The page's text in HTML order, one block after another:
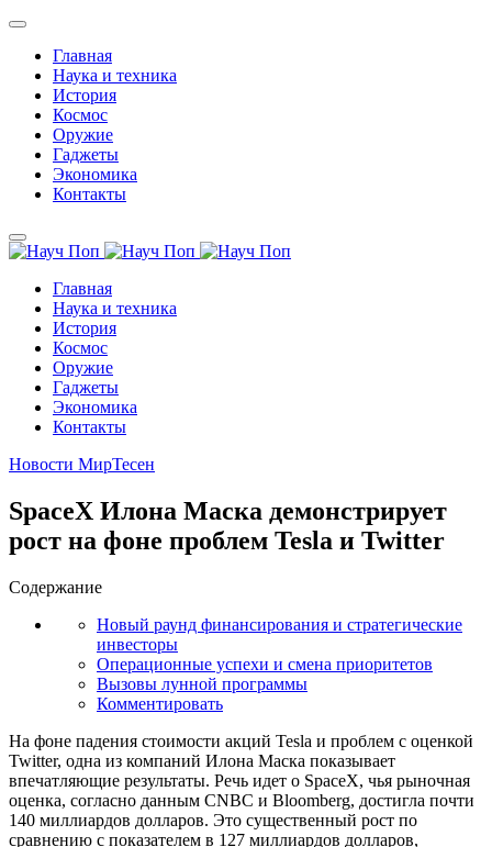
Главная
Наука и техника
История
Космос
Оружие
Гаджеты
Экономика
Контакты
Главная
Наука и техника
История
Космос
Оружие
Гаджеты
Экономика
Контакты
Новости МирТесен
SpaceX Илона Маска демонстрирует
рост на фоне проблем Tesla и Twitter
Содержание
Новый раунд финансирования и стратегические
инвесторы
Операционные успехи и смена приоритетов
Вызовы лунной программы
Комментировать
На фоне падения стоимости акций Tesla и проблем с оценкой
Twitter, одна из компаний Илона Маска показывает
впечатляющие результаты. Речь идет о SpaceX, чья рыночная
оценка, согласно данным CNBC и Bloomberg, достигла почти
140 миллиардов долларов. Это существенный рост по
сравнению с показателем в 127 миллиардов долларов,